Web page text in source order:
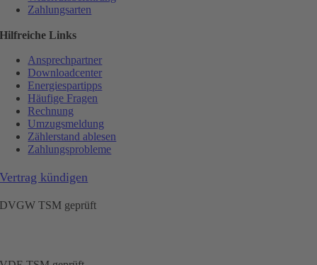
Zahlungsarten
Hilfreiche Links
Ansprechpartner
Downloadcenter
Energiespartipps
Häufige Fragen
Rechnung
Umzugsmeldung
Zählerstand ablesen
Zahlungsprobleme
Vertrag kündigen
DVGW TSM geprüft